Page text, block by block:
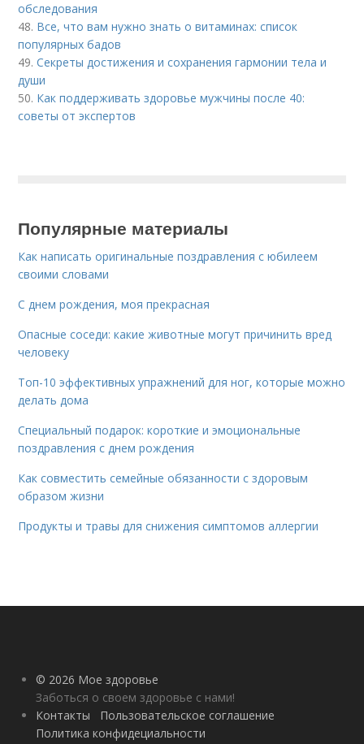
обследования
48. Все, что вам нужно знать о витаминах: список
популярных бадов
49.Секреты достижения и сохранения гармонии тела и
души
50. Как поддерживать здоровье мужчины после 40:
советы от экспертов
Популярные материалы
Как написать оригинальные поздравления с юбилеем
своими словами
С днем рождения, моя прекрасная
Опасные соседи: какие животные могут причинить вред
человеку
Топ-10 эффективных упражнений для ног, которые можно
делать дома
Специальный подарок: короткие и эмоциональные
поздравления с днем рождения
Как совместить семейные обязанности с здоровым
образом жизни
Продукты и травы для снижения симптомов аллергии
© 2026 Мое здоровье
Заботься о своем здоровье с нами!
Контакты
Пользовательское соглашение
Политика конфидециальности